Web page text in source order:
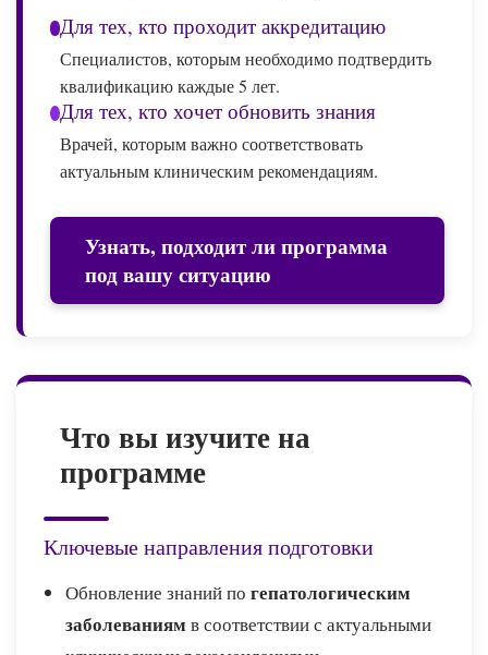
Для тех, кто проходит аккредитацию
Специалистов, которым необходимо подтвердить
квалификацию каждые 5 лет.
Для тех, кто хочет обновить знания
Врачей, которым важно соответствовать
актуальным клиническим рекомендациям.
Узнать, подходит ли программа
под вашу ситуацию
Что вы изучите на
программе
Ключевые направления подготовки
Обновление знаний по гепатологическим
заболеваниям в соответствии с актуальными